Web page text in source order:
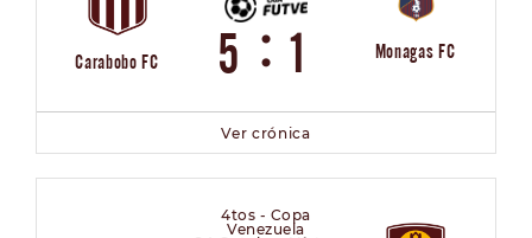
Carabobo FC 5 : 1 Monagas FC
Ver crónica
4tos - Copa
Venezuela